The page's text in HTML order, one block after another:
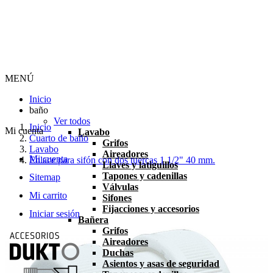
Mi cuenta
Mi cuenta
Sitemap
Mi carrito
Iniciar sesión
MENÚ
Inicio
baño
Ver todos
Lavabo
Grifos
Aireadores
Llaves y latiguillos
Tapones y cadenillas
Válvulas
Sifones
Fijacciones y accesorios
Bañera
Grifos
Aireadores
Duchas
Asientos y asas de seguridad
Inicio
Cuarto de baño
Lavabo
Enlace para sifón con dos tuercas 1 1/2" 40 mm.